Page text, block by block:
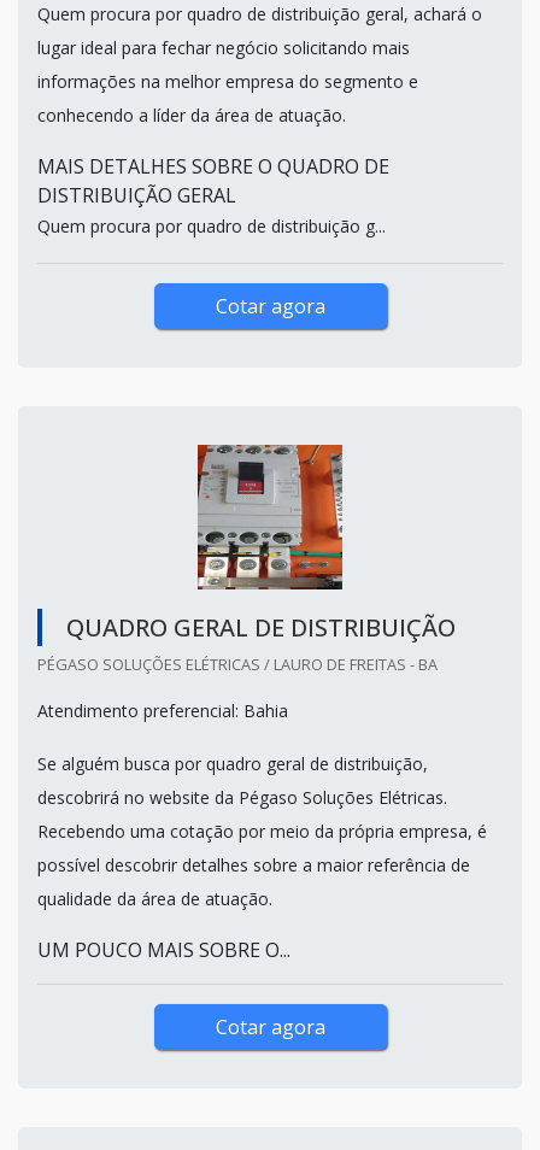
Quem procura por quadro de distribuição geral, achará o
lugar ideal para fechar negócio solicitando mais
informações na melhor empresa do segmento e
conhecendo a líder da área de atuação.
MAIS DETALHES SOBRE O QUADRO DE
DISTRIBUIÇÃO GERAL
Quem procura por quadro de distribuição g...
Cotar agora
QUADRO GERAL DE DISTRIBUIÇÃO
PÉGASO SOLUÇÕES ELÉTRICAS / LAURO DE FREITAS - BA
Atendimento preferencial: Bahia
Se alguém busca por quadro geral de distribuição,
descobrirá no website da Pégaso Soluções Elétricas.
Recebendo uma cotação por meio da própria empresa, é
possível descobrir detalhes sobre a maior referência de
qualidade da área de atuação.
UM POUCO MAIS SOBRE O...
Cotar agora